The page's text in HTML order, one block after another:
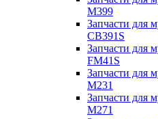
M399
Запчасти для
CB391S
Запчасти для
FM41S
Запчасти для
M231
Запчасти для
M271